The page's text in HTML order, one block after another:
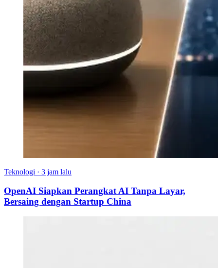
Teknologi · 3 jam lalu
OpenAI Siapkan Perangkat AI Tanpa Layar,
Bersaing dengan Startup China